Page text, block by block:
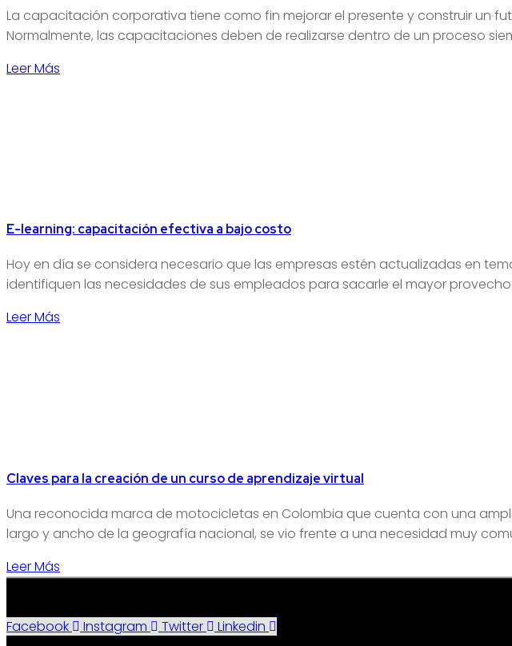
La capacitación corporativa tiene como fin mejorar el presente y construir un
Normalmente, las capacitaciones deben de realizarse dentro de un proceso
Leer Más
E-learning: capacitación efectiva a bajo costo
Hoy en día se considera necesario que las empresas estén actualizadas en
identifiquen las necesidades de sus empleados para sacarle el mayor
Leer Más
Claves para la creación de un curso de aprendizaje virtual
Una reconocida marca de motocicletas en Colombia que cuenta con una
largo y ancho de la geografía nacional, se vio frente a una necesidad muy
Leer Más
Facebook Instagram Twitter Linkedin